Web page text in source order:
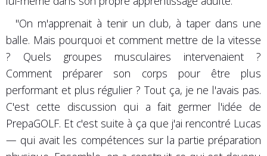
"On m'apprenait à tenir un club, à taper dans une
balle. Mais pourquoi et comment mettre de la vitesse
? Quels groupes musculaires intervenaient ?
Comment préparer son corps pour être plus
performant et plus régulier ? Tout ça, je ne l'avais pas.
C'est cette discussion qui a fait germer l'idée de
PrepaGOLF. Et c'est suite à ça que j'ai rencontré Lucas
— qui avait les compétences sur la partie préparation